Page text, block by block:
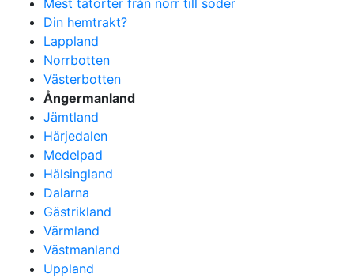
Mest tätorter från norr till söder
Din hemtrakt?
Lappland
Norrbotten
Västerbotten
Ångermanland
Jämtland
Härjedalen
Medelpad
Hälsingland
Dalarna
Gästrikland
Värmland
Västmanland
Uppland